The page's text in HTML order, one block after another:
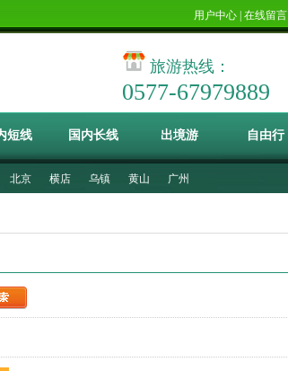
用户中心 在线留言
旅游热线：
0577-67979889
短线 国内长线 出境游 自由行
北京 横店 乌镇 黄山 广州